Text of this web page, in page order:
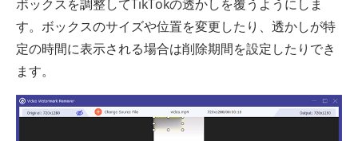
ボックスを調整してTikTokの透かしを覆うようにしま
す。ボックスのサイズや位置を変更したり、透かしが特
定の時間に表示される場合は削除期間を設定したりでき
ます。